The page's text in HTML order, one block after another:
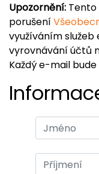
Upozornění: Tento
porušení
využíváním služeb
vyrovnávání účtů
Každý e-mail